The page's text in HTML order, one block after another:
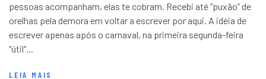
pessoas acompanham, elas te cobram. Recebi até “puxão” de
orelhas pela demora em voltar a escrever por aqui. A idéia de
escrever apenas após o carnaval, na primeira segunda-feira
“útil"...
LEIA MAIS